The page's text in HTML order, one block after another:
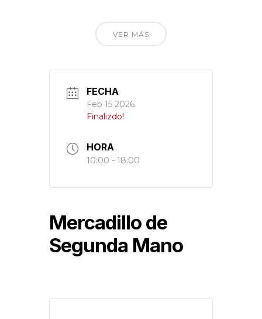
VER MÁS
FECHA
Feb 15 2026
Finalizdo!
HORA
10:00 - 18:00
Mercadillo de
Segunda Mano